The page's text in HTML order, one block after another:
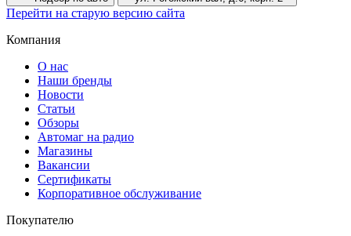
Перейти на старую версию сайта
Компания
О нас
Наши бренды
Новости
Статьи
Обзоры
Автомаг на радио
Магазины
Вакансии
Сертификаты
Корпоративное обслуживание
Покупателю